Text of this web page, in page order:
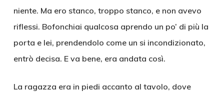
niente. Ma ero stanco, troppo stanco, e non avevo
riflessi. Bofonchiai qualcosa aprendo un po’ di più la
porta e lei, prendendolo come un si incondizionato,
entrò decisa. E va bene, era andata così.
La ragazza era in piedi accanto al tavolo, dove